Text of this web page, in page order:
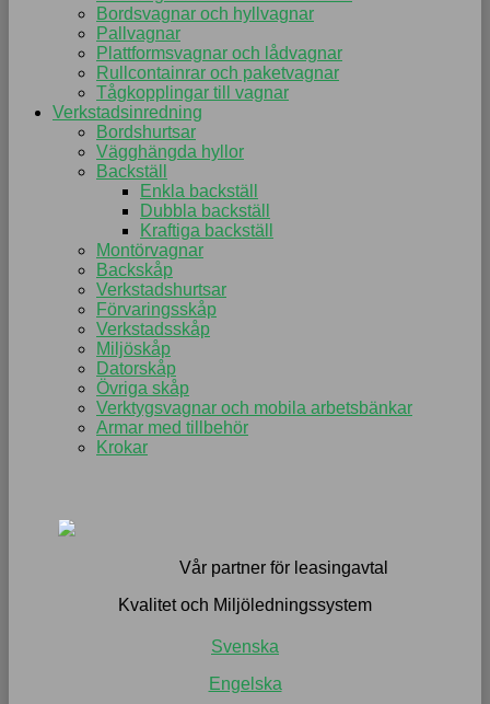
Bordsvagnar och hyllvagnar
Pallvagnar
Plattformsvagnar och lådvagnar
Rullcontainrar och paketvagnar
Tågkopplingar till vagnar
Verkstadsinredning
Bordshurtsar
Vägghängda hyllor
Backställ
Enkla backställ
Dubbla backställ
Kraftiga backställ
Montörvagnar
Backskåp
Verkstadshurtsar
Förvaringsskåp
Verkstadsskåp
Miljöskåp
Datorskåp
Övriga skåp
Verktygsvagnar och mobila arbetsbänkar
Armar med tillbehör
Krokar
Vår partner för leasingavtal
Kvalitet och Miljöledningssystem
Svenska
Engelska